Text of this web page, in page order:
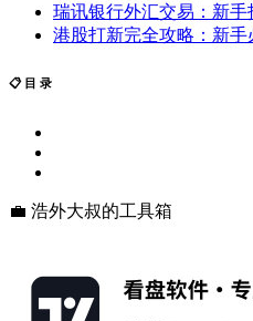
瑞讯银行外汇交易：新
港股打新完全攻略：新
📋 目 录
💼 浩外大叔的工具箱